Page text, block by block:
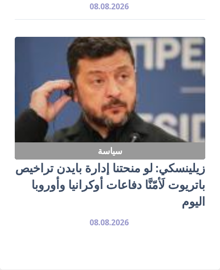
08.08.2026
سياسة
زيلينسكي: لو منحتنا إدارة بايدن تراخيص
باتريوت لَأمّنَّا دفاعات أوكرانيا وأوروبا
اليوم
08.08.2026